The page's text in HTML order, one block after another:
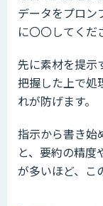
データをプロン
に〇〇してくだ
先に素材を提示
把握した上で処
れが防げます。
指示から書き始
と、要約の精度
が多いほど、こ